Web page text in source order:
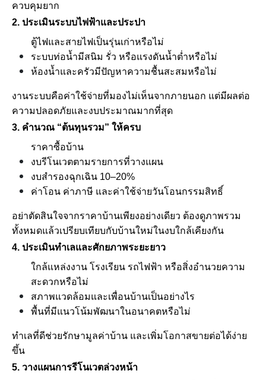
ควบคุมยาก
2. ประเมินระบบไฟฟ้าและประปา
ตู้ไฟและสายไฟเป็นรุ่นเก่าหรือไม่
ระบบท่อน้ำมีสนิม รั่ว หรือแรงดันน้ำต่ำหรือไม่
ห้องน้ำและครัวมีปัญหาความชื้นสะสมหรือไม่
งานระบบคือค่าใช้จ่ายที่มองไม่เห็นจากภายนอก แต่มีผลต่อ
ความปลอดภัยและงบประมาณมากที่สุด
3. คำนวณ “ต้นทุนรวม” ให้ครบ
ราคาซื้อบ้าน
งบรีโนเวตตามรายการที่วางแผน
งบสำรองฉุกเฉิน 10–20%
ค่าโอน ค่าภาษี และค่าใช้จ่ายวันโอนกรรมสิทธิ์
อย่าตัดสินใจจากราคาบ้านเพียงอย่างเดียว ต้องดูภาพรวม
ทั้งหมดแล้วเปรียบเทียบกับบ้านใหม่ในงบใกล้เคียงกัน
4. ประเมินทำเลและศักยภาพระยะยาว
ใกล้แหล่งงาน โรงเรียน รถไฟฟ้า หรือสิ่งอำนวยความ
สะดวกหรือไม่
สภาพแวดล้อมและเพื่อนบ้านเป็นอย่างไร
พื้นที่มีแนวโน้มพัฒนาในอนาคตหรือไม่
ทำเลที่ดีช่วยรักษามูลค่าบ้าน และเพิ่มโอกาสขายต่อได้ง่าย
ขึ้น
5. วางแผนการรีโนเวตล่วงหน้า